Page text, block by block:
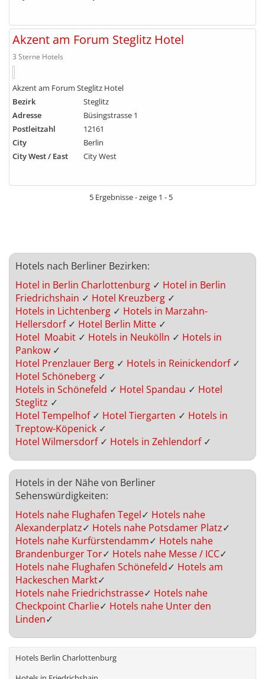
Akzent am Forum Steglitz Hotel
3 Sterne Hotels
Akzent am Forum Steglitz Hotel
Bezirk
Steglitz
Adresse
Büsingstrasse 1
Postleitzahl
12161
City
Berlin
City West / East
City West
5 Ergebnisse - zeige 1 - 5
Hotels nach Berliner Bezirken:
Hotel in Berlin Charlottenburg ✓ Hotel in Berlin
Friedrichshain ✓ Hotel Kreuzberg ✓
Hotels in Lichtenberg ✓ Hotels in Marzahn-
Hellersdorf ✓ Hotel Berlin Mitte ✓
Hotel Moabit ✓ Hotels in Neukölln ✓ Hotels in
Pankow ✓
Hotel Prenzlauer Berg ✓ Hotels in Reinickendorf ✓
Hotel Schöneberg ✓
Hotels in Schönefeld ✓ Hotel Spandau ✓ Hotel
Steglitz ✓
Hotel Tempelhof ✓ Hotel Tiergarten ✓ Hotels in
Treptow-Köpenick ✓
Hotel Wilmersdorf ✓ Hotels in Zehlendorf✓
Hotels in der Nähe von Berliner
Sehenswürdigkeiten:
Hotels nahe Flughafen Tegel✓ Hotels nahe
Alexanderplatz✓ Hotels nahe Potsdamer Platz✓
Hotels nahe Kurfürstendamm✓ Hotels nahe
Brandenburger Tor✓ Hotels nahe Messe / ICC✓
Hotels nahe Flughafen Schönefeld✓ Hotels am
Hackeschen Markt✓
Hotels nahe Friedrichstrasse✓ Hotels nahe
Checkpoint Charlie✓ Hotels nahe Unter den
Linden✓
Hotels Berlin Charlottenburg